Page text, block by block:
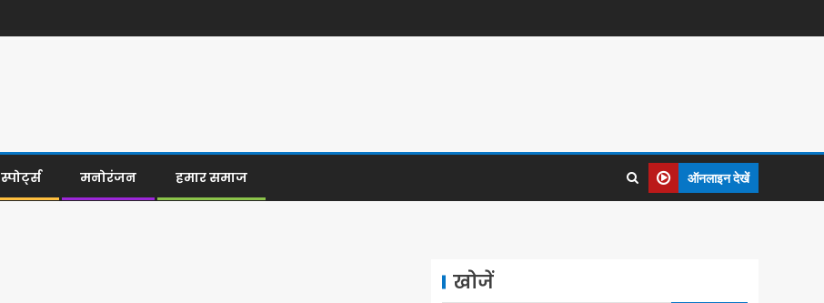
स्पोर्ट्स मनोरंजन हमार समाज ऑनलाइन देखें
खोजें